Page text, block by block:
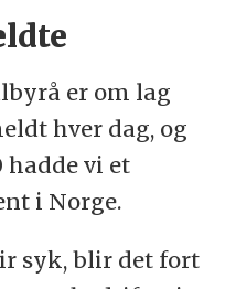
er om lag
hver dag, og
hadde vi et
i Norge.
syk, blir det fort